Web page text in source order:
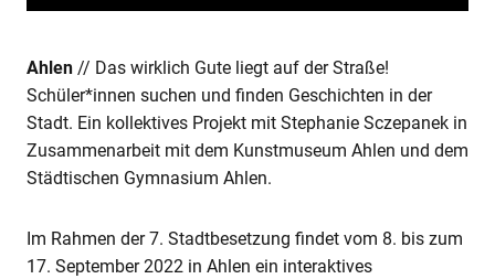
Ahlen// Das wirklich Gute liegt auf der Straße!
Schüler*innen suchen und finden Geschichten in der
Stadt. Ein kollektives Projekt mit Stephanie Sczepanek in
Zusammenarbeit mit dem Kunstmuseum Ahlen und dem
Städtischen Gymnasium Ahlen.
Im Rahmen der 7. Stadtbesetzung findet vom 8. bis zum
17. September 2022 in Ahlen ein interaktives